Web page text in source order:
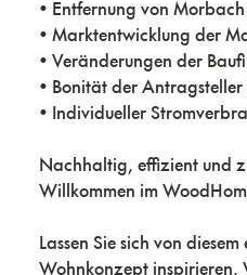
• Entfernung von
• Marktentwicklung der
• Veränderungen der
• Bonität der
• Individueller
Nachhaltig, effizient und
Willkommen im
Lassen Sie sich von
Wohnkonzept inspirieren.